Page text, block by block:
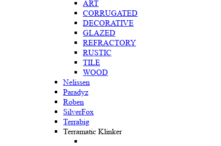
ART
CORRUGATED
DECORATIVE
GLAZED
REFRACTORY
RUSTIC
TILE
WOOD
Nelissen
Paradyz
Roben
SilverFox
Terrabig
Terramatic Klinker